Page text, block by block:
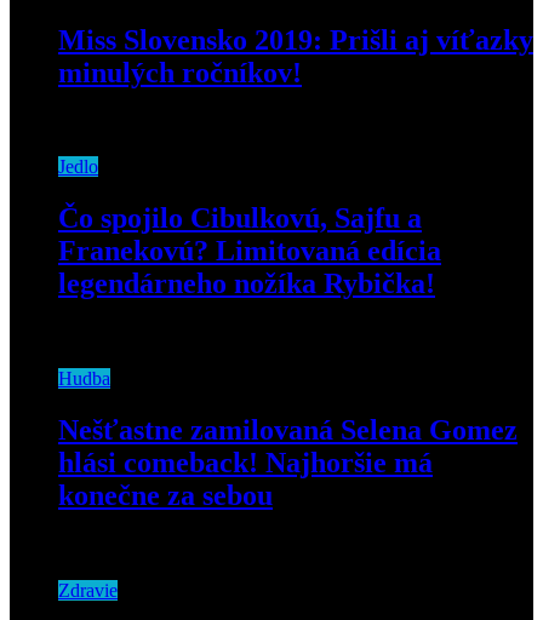
Miss Slovensko 2019: Prišli aj víťazky
minulých ročníkov!
Jedlo
Čo spojilo Cibulkovú, Sajfu a
Franekovú? Limitovaná edícia
legendárneho nožíka Rybička!
Hudba
Nešťastne zamilovaná Selena Gomez
hlási comeback! Najhoršie má
konečne za sebou
Zdravie